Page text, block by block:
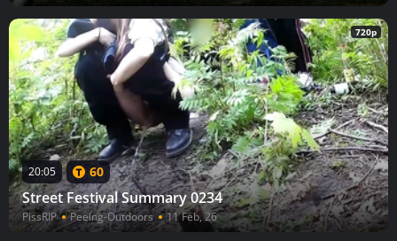
720p
20:05 60
Street Festival Summary 0234
PissRIP Peeing-Outdoors 11 Feb, 26